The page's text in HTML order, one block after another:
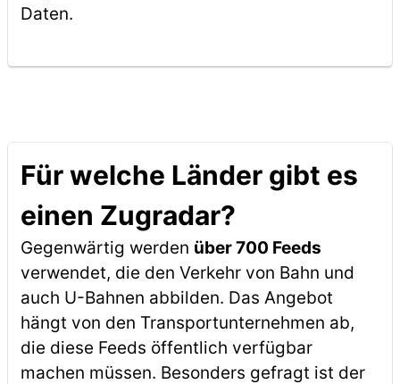
Daten.
Für welche Länder gibt es
einen Zugradar?
Gegenwärtig werden über 700 Feeds
verwendet, die den Verkehr von Bahn und
auch U-Bahnen abbilden. Das Angebot
hängt von den Transportunternehmen ab,
die diese Feeds öffentlich verfügbar
machen müssen. Besonders gefragt ist der